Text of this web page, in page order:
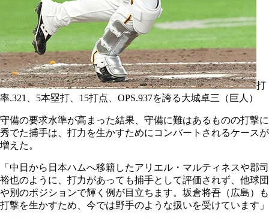
打
率.321、5本塁打、15打点、OPS.937を誇る大城卓三（巨人）
守備の要求水準が高まった結果、守備に難はあるものの打撃に
秀でた捕手は、打力を生かすためにコンバートされるケースが
増えた。
「中日から日本ハムへ移籍したアリエル・マルティネスや郡司
裕也のように、打力があっても捕手として評価されず、他球団
や別のポジションで輝く例が目立ちます。坂倉将吾（広島）も
打撃を生かすため、今では野手のような扱いを受けています」